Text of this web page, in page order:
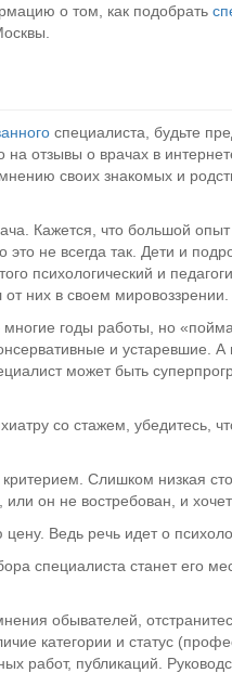
о том, как подобрать
специалиста, будьте
отзывы о врачах в
своих знакомых и
Кажется, что большой опыт
это не всегда так. Дети и
психологический и
них в своем мировоззрении.
годы работы, но
и устаревшие. А
может быть
со стажем, убедитесь,
Слишком низкая
он не востребован, и
Ведь речь идет о
специалиста станет его
обывателей,
категории и статус
работ, публикаций.